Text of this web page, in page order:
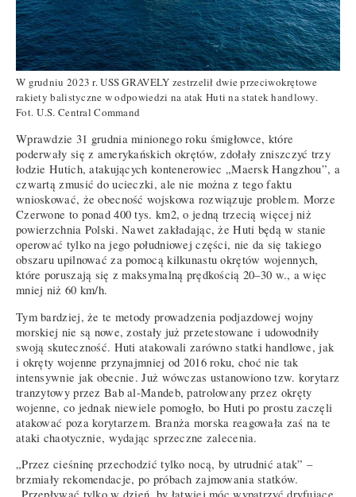
W grudniu 2023 r. USS GRAVELY zestrzelił dwie przeciwokrętowe
rakiety balistyczne w odpowiedzi na atak Huti na statek handlowy.
Fot. U.S. Central Command
Wprawdzie 31 grudnia minionego roku śmigłowce, które
poderwały się z amerykańskich okrętów, zdołały zniszczyć trzy
łodzie Hutich, atakujących kontenerowiec „Maersk Hangzhou”, a
czwartą zmusić do ucieczki, ale nie można z tego faktu
wnioskować, że obecność wojskowa rozwiązuje problem. Morze
Czerwone to ponad 400 tys. km2, o jedną trzecią więcej niż
powierzchnia Polski. Nawet zakładając, że Huti będą w stanie
operować tylko na jego południowej części, nie da się takiego
obszaru upilnować za pomocą kilkunastu okrętów wojennych,
które poruszają się z maksymalną prędkością 20–30 w., a więc
mniej niż 60 km/h.
Tym bardziej, że te metody prowadzenia podjazdowej wojny
morskiej nie są nowe, zostały już przetestowane i udowodniły
swoją skuteczność. Huti atakowali zarówno statki handlowe, jak
i okręty wojenne przynajmniej od 2016 roku, choć nie tak
intensywnie jak obecnie. Już wówczas ustanowiono tzw. korytarz
tranzytowy przez Bab al-Mandeb, patrolowany przez okręty
wojenne, co jednak niewiele pomogło, bo Huti po prostu zaczęli
atakować poza korytarzem. Branża morska reagowała zaś na te
ataki chaotycznie, wydając sprzeczne zalecenia.
„Przez cieśninę przechodzić tylko nocą, by utrudnić atak” –
brzmiały rekomendacje, po próbach zajmowania statków.